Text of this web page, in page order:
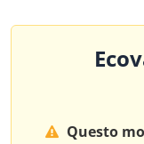
Questo